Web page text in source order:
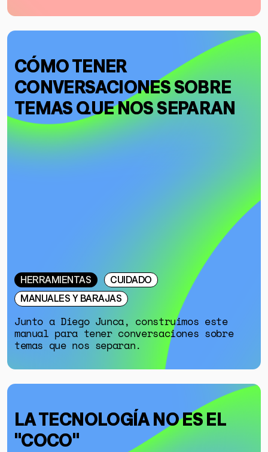
CÓMO TENER
CONVERSACIONES SOBRE
TEMAS QUE NOS SEPARAN
HERRAMIENTAS
CUIDADO
MANUALES Y BARAJAS
Junto a Diego Junca, construimos este
manual para tener conversaciones sobre
temas que nos separan.
LA TECNOLOGÍA NO ES EL
"COCO"